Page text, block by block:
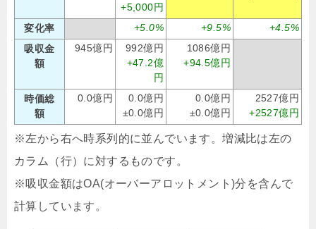
+5,000円
変化率 +5.0% +9.5%
+4.5%
吸収金
額
945億円
992億円
+47.2億
円
1086億円
+94.5億円
時価総
額
0.0億円
0.0億円
±0.0億円
0.0億円
±0.0億円
2527億円
+2527億円
※左から右へ時系列的に並んでいます。増減比は左の
カラム（行）に対するものです。
※吸収金額はOA(オーバーアロットメント)分を含んで
計算しています。